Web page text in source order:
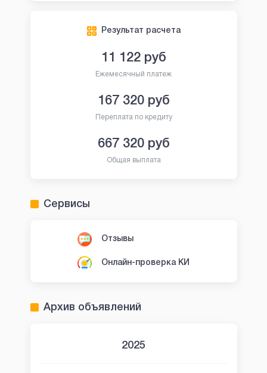
Результат расчета
11 122руб
Ежемесячный платеж
167 320руб
Переплата по кредиту
667 320руб
Общая выплата
Сервисы
Отзывы
Онлайн-проверка КИ
Архив объявлений
2025